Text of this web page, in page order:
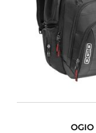
OGIO